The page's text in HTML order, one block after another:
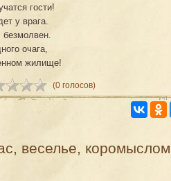
гости!
у врага.
безмолвен.
очага,
жилище!
(0 голосов)
веселье, коромыслом